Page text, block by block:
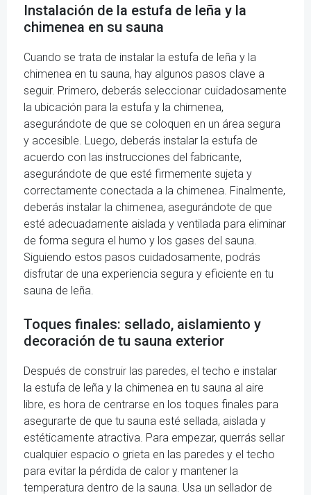
Instalación de la estufa de leña y la
chimenea en su sauna
Cuando se trata de instalar la estufa de leña y la
chimenea en tu sauna, hay algunos pasos clave a
seguir. Primero, deberás seleccionar cuidadosamente
la ubicación para la estufa y la chimenea,
asegurándote de que se coloquen en un área segura
y accesible. Luego, deberás instalar la estufa de
acuerdo con las instrucciones del fabricante,
asegurándote de que esté firmemente sujeta y
correctamente conectada a la chimenea. Finalmente,
deberás instalar la chimenea, asegurándote de que
esté adecuadamente aislada y ventilada para eliminar
de forma segura el humo y los gases del sauna.
Siguiendo estos pasos cuidadosamente, podrás
disfrutar de una experiencia segura y eficiente en tu
sauna de leña.
Toques finales: sellado, aislamiento y
decoración de tu sauna exterior
Después de construir las paredes, el techo e instalar
la estufa de leña y la chimenea en tu sauna al aire
libre, es hora de centrarse en los toques finales para
asegurarte de que tu sauna esté sellada, aislada y
estéticamente atractiva. Para empezar, querrás sellar
cualquier espacio o grieta en las paredes y el techo
para evitar la pérdida de calor y mantener la
temperatura dentro de la sauna. Usa un sellador de